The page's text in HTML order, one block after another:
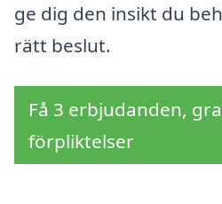
ge dig den insikt du
rätt beslut.
Få 3 erbjudanden,
förpliktelser